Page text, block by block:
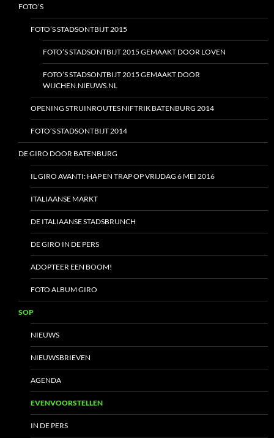
FOTO’S
FOTO’S STADSONTBIJT 2015
FOTO’S STADSONTBIJT 2015 GEMAAKT DOOR LOVEN
FOTO’S STADSONTBIJT 2015 GEMAAKT DOOR
WIJCHEN.NIEUWS.NL
OPENING STRUINROUTES NIFTRIK BATENBURG 2014
FOTO’S STADSONTBIJT 2014
DE GIRO DOOR BATENBURG
IL GIRO AVANTI: HAP EN TRAP OP VRIJDAG 6 MEI 2016
ITALIAANSE MARKT
DE ITALIAANSE STADSBRUNCH
DE GIRO IN DE PERS
ADOPTEER EEN BOOM!
FOTO ALBUM GIRO
SOP
NIEUWS
NIEUWSBRIEVEN
AGENDA
EVENVOORSTELLEN
IN DE PERS